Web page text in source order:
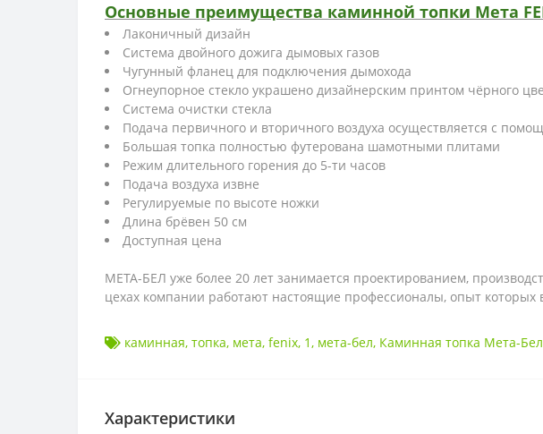
Основные преимущества каминной топки Мета
Лаконичный дизайн
Система двойного дожига дымовых газов
Чугунный фланец для подключения дымохода
Огнеупорное стекло украшено дизайнерским принтом чёрного
Система очистки стекла
Подача первичного и вторичного воздуха осуществляется с
Большая топка полностью футерована шамотными плитами
Режим длительного горения до 5-ти часов
Подача воздуха извне
Регулируемые по высоте ножки
Длина брёвен 50 см
Доступная цена
МЕТА-БЕЛ уже более 20 лет занимается проектированием,
цехах компании работают настоящие профессионалы, опыт
каминная, топка, мета, fenix, 1, мета-бел, Каминная топка Мета-
Характеристики